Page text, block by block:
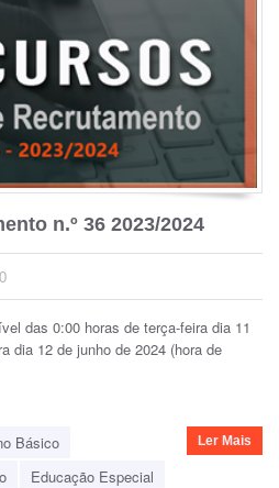
n.º 36 2023/2024
das 0:00 horas de terça-feira dia 11
dia 12 de junho de 2024 (hora de
Básico
Educação Especial
Ler Mais